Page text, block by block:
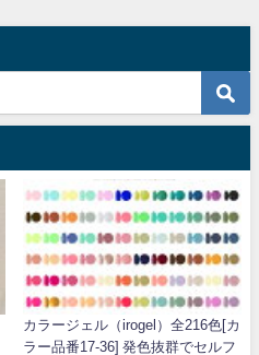
カラージェル（irogel）全216色[カ
ラー品番17-36] 発色抜群でセルフ